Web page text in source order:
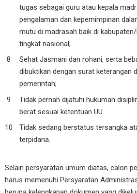
tugas sebagai guru atau kepala
pengalaman dan kepemimpinan
mutu di madrasah baik di
tingkat nasional;
Sehat Jasmani dan rohani, serta
dibuktikan dengan surat keterangan
pemerintah;
Tidak pernah dijatuhi hukuman
berat sesuai ketentuan UU.
Tidak sedang berstatus tersangka
terpidana.
Selain persyaratan umum diatas, calon
harus memenuhi Persyaratan